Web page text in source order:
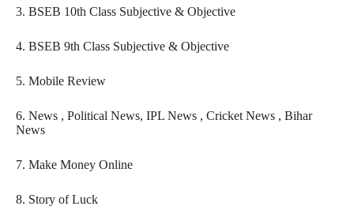
3. BSEB 10th Class Subjective & Objective
4. BSEB 9th Class Subjective & Objective
5. Mobile Review
6. News , Political News, IPL News , Cricket News , Bihar
News
7. Make Money Online
8. Story of Luck